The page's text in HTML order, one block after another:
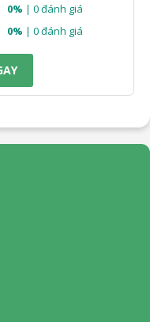
ngon mềm hơn
dính và nắp có thể
0% | 0 đánh giá
0% | 0 đánh giá